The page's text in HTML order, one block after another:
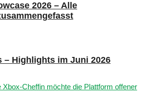
2026 – Alle
– Highlights im Juni 2026